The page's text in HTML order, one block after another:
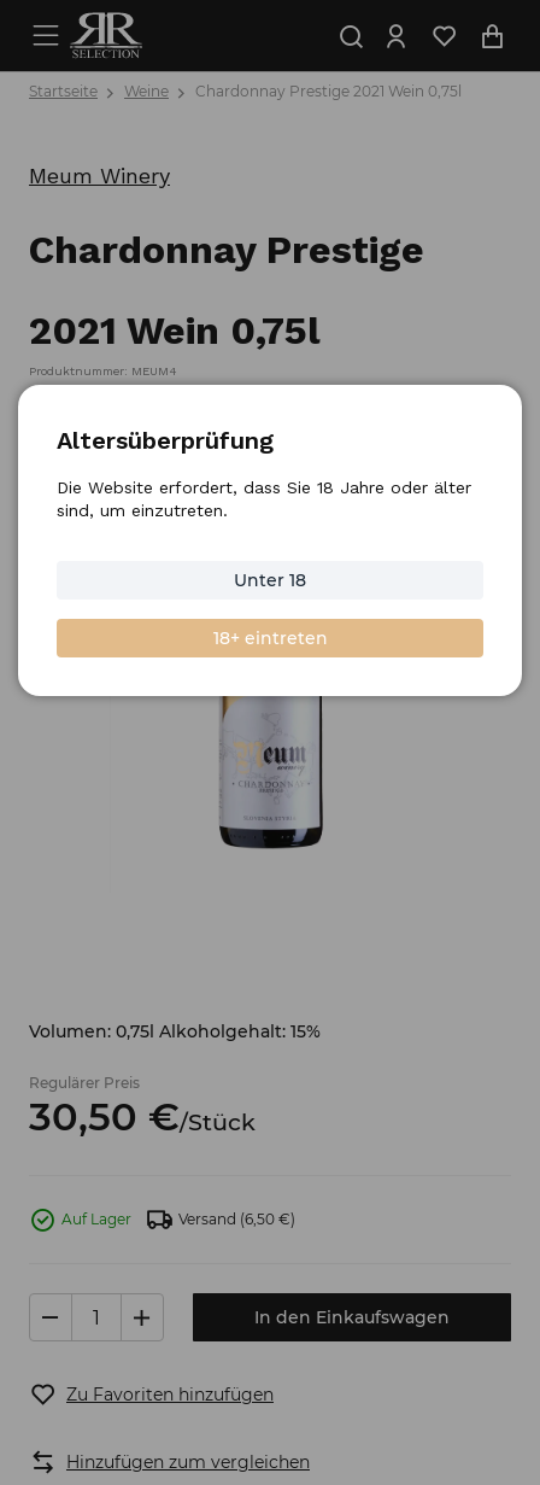
Startseite Weine Chardonnay Prestige 2021 Wein 0,75l
Meum Winery
Chardonnay Prestige
2021 Wein 0,75l
Produktnummer: MEUM4
Volumen: 0,75l Alkoholgehalt: 15%
Regulärer Preis
30,50 €/Stück
Auf Lager Versand (6,50 €)
In den Einkaufswagen
Zu Favoriten hinzufügen
Hinzufügen zum vergleichen
Altersüberprüfung
Die Website erfordert, dass Sie 18 Jahre oder älter
sind, um einzutreten.
Unter 18
18+ eintreten